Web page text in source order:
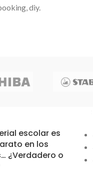
diy.
escolar es
en los
¿Verdadero o